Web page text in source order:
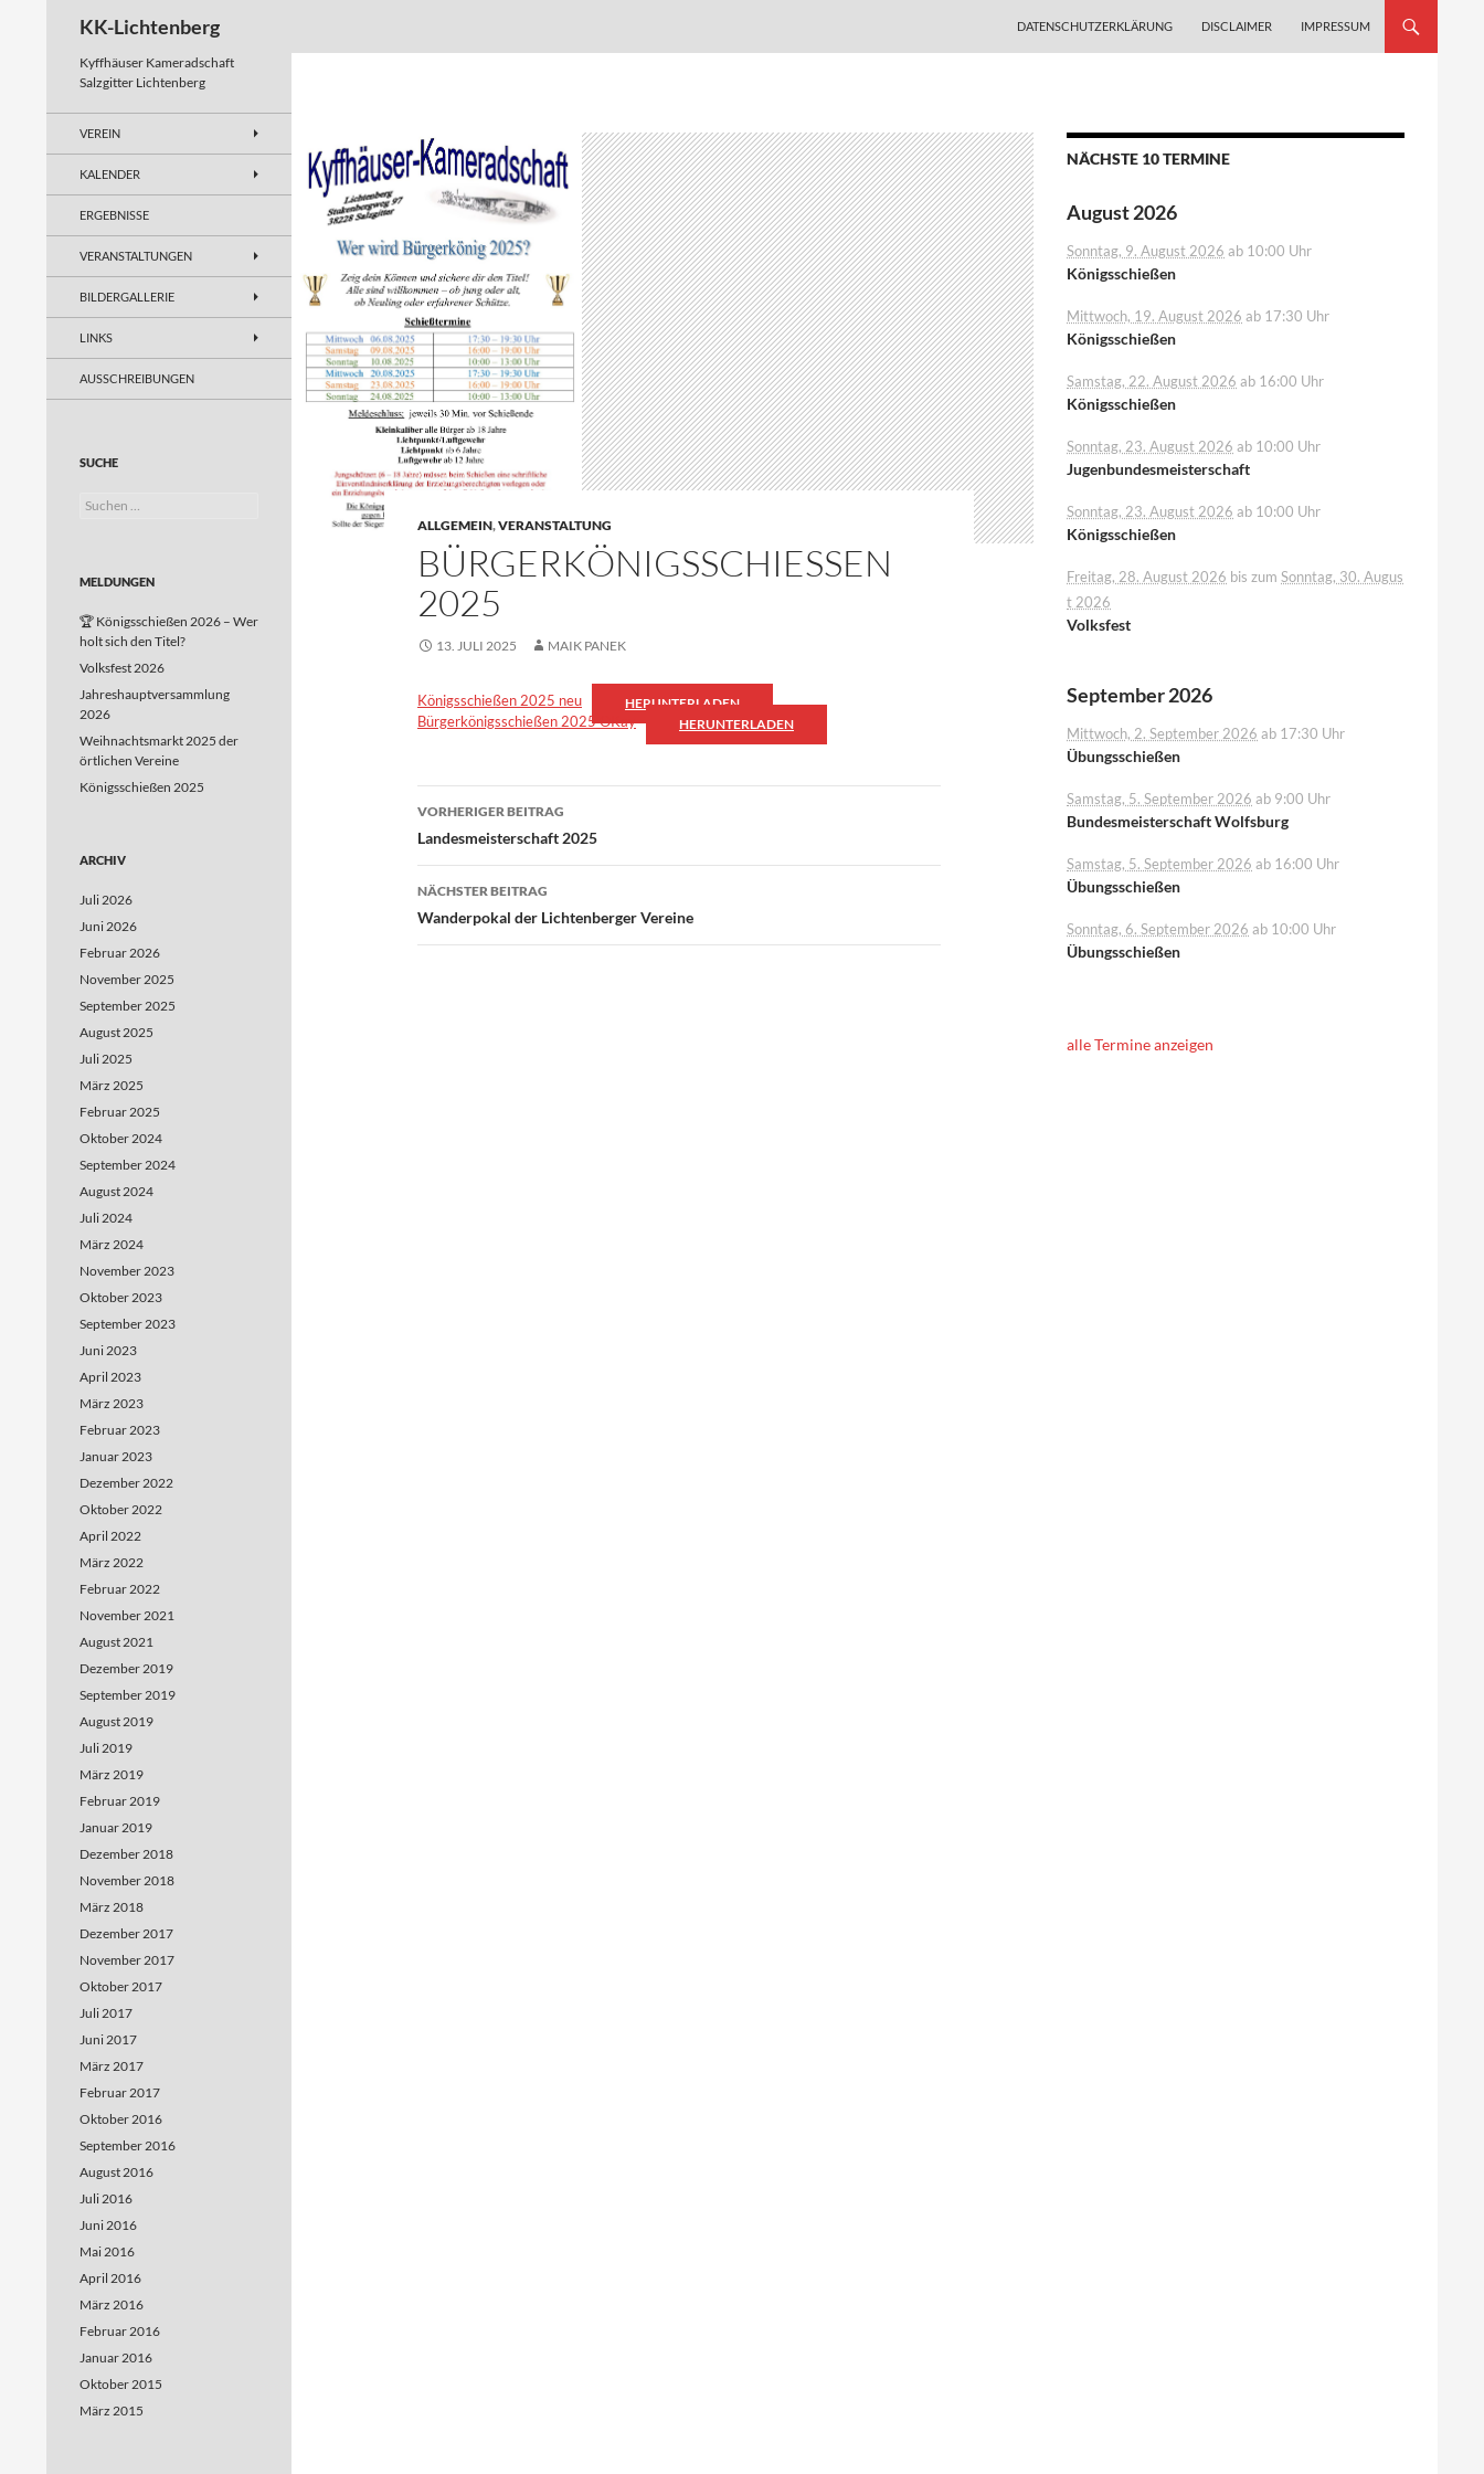
KK-Lichtenberg
DATENSCHUTZERKLÄRUNG
DISCLAIMER IMPRESSUM
ALLGEMEIN,VERANSTALTUNG
BÜRGERKÖNIGSSCHIESSEN 2
025
13. JULI 2025 MAIK PANEK
Königsschießen 2025 neu HERUNTERLADEN
Bürgerkönigsschießen 2025 OKay HERUNTERLADEN
Beitragsnavigation
VORHERIGER BEITRAG
Landesmeisterschaft 2025
NÄCHSTER BEITRAG
Wanderpokal der Lichtenberger Vereine
NÄCHSTE 10 TERMINE
August 2026
Sonntag, 9. August 2026 ab 10:00 Uhr
Königsschießen
Mittwoch, 19. August 2026 ab 17:30 Uhr
Königsschießen
Samstag, 22. August 2026 ab 16:00 Uhr
Königsschießen
Sonntag, 23. August 2026 ab 10:00 Uhr
Jugenbundesmeisterschaft
Sonntag, 23. August 2026 ab 10:00 Uhr
Königsschießen
Freitag, 28. August 2026 bis zum Sonntag, 30. Augus
t 2026
Volksfest
September 2026
Mittwoch, 2. September 2026 ab 17:30 Uhr
Übungsschießen
Samstag, 5. September 2026 ab 9:00 Uhr
Bundesmeisterschaft Wolfsburg
Samstag, 5. September 2026 ab 16:00 Uhr
Übungsschießen
Sonntag, 6. September 2026 ab 10:00 Uhr
Übungsschießen
alle Termine anzeigen
Kyffhäuser Kameradschaft
Salzgitter Lichtenberg
VEREIN
KALENDER
ERGEBNISSE
VERANSTALTUNGEN
BILDERGALLERIE
LINKS
AUSSCHREIBUNGEN
SUCHE
Suchen
MELDUNGEN
🏆 Königsschießen 2026 – Wer
holt sich den Titel?
Volksfest 2026
Jahreshauptversammlung
2026
Weihnachtsmarkt 2025 der
örtlichen Vereine
Königsschießen 2025
ARCHIV
Juli 2026
Juni 2026
Februar 2026
November 2025
September 2025
August 2025
Juli 2025
März 2025
Februar 2025
Oktober 2024
September 2024
August 2024
Juli 2024
März 2024
November 2023
Oktober 2023
September 2023
Juni 2023
April 2023
März 2023
Februar 2023
Januar 2023
Dezember 2022
Oktober 2022
April 2022
März 2022
Februar 2022
November 2021
August 2021
Dezember 2019
September 2019
August 2019
Juli 2019
März 2019
Februar 2019
Januar 2019
Dezember 2018
November 2018
März 2018
Dezember 2017
November 2017
Oktober 2017
Juli 2017
Juni 2017
März 2017
Februar 2017
Oktober 2016
September 2016
August 2016
Juli 2016
Juni 2016
Mai 2016
April 2016
März 2016
Februar 2016
Januar 2016
Oktober 2015
März 2015